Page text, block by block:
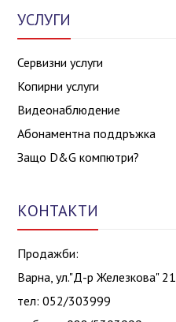
УСЛУГИ
Сервизни услуги
Копирни услуги
Видеонаблюдение
Абонаментна поддръжка
Защо D&G компютри?
КОНТАКТИ
Продажби:
Варна, ул."Д-р Железкова" 21
тел: 052/303999